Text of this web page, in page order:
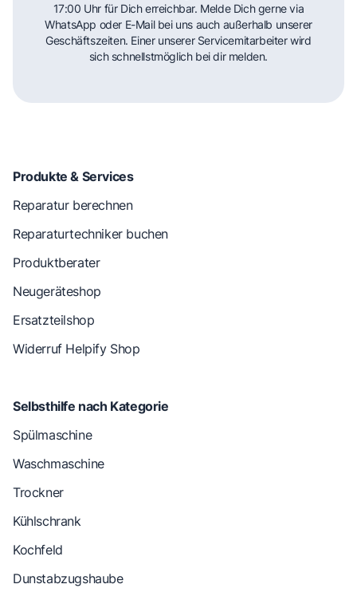
17:00 Uhr für Dich erreichbar. Melde Dich gerne via
WhatsApp oder E-Mail bei uns auch außerhalb unserer
Geschäftszeiten. Einer unserer Servicemitarbeiter wird
sich schnellstmöglich bei dir melden.
Produkte & Services
Reparatur berechnen
Reparaturtechniker buchen
Produktberater
Neugeräteshop
Ersatzteilshop
Widerruf Helpify Shop
Selbsthilfe nach Kategorie
Spülmaschine
Waschmaschine
Trockner
Kühlschrank
Kochfeld
Dunstabzugshaube